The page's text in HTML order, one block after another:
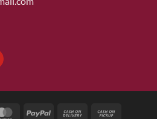
MasterCardPayPal
Cash